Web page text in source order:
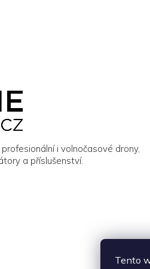
Tento
i volnočasové drony,
a příslušenství.